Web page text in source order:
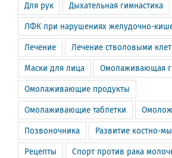
Для рук Дыхательная гимнастика
ЛФК при нарушениях желудочно-
Лечение Лечение стволовыми
Маски для лица Омолаживающая
Омолаживающие продукты
Омолаживающие таблетки
Позвоночника Развитие костно-
Рецепты Спорт против рака